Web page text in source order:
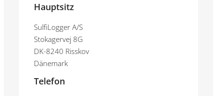
Hauptsitz
SulfiLogger A/S
Stokagervej 8G
DK-8240 Risskov
Dänemark
Telefon